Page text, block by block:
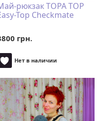
рюкзак TOPA TOP
Top Checkmate
грн.
Нет в наличии